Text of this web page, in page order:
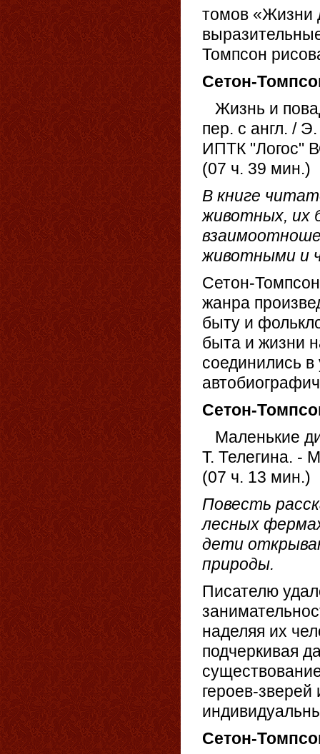
томов «Жизни
Томпсон
Сетон-
Жизнь и
пер. с англ. /
ИПТК "Логос"
(07 ч. 39 мин.)
В книге
животных, их
животными и
Сетон-
жанра
быту и
быта и жизни
соединились в
Сетон-
Маленькие
Т. Телегина. -
(07 ч. 13 мин.)
Повесть
лесных
дети
природы.
Писателю
наделяя их
подчеркивая
героев-
Сетон-